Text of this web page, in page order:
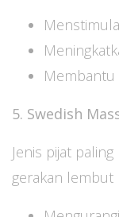
Membantu
5. Swedish
Jenis pijat
gerakan lembut